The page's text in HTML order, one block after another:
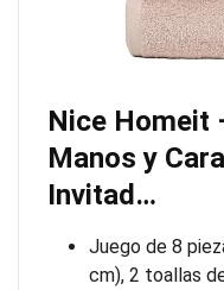
Nice Homeit
Manos y
Invitad…
Juego de 8
cm), 2 toallas